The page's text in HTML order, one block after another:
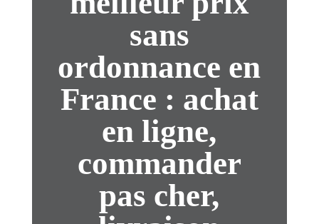
sans
ordonnance en
France : achat
en ligne,
commander
pas cher,